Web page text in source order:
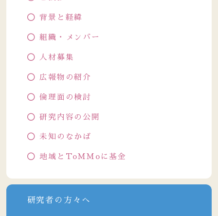
研究者の方々へ
背景と経緯
組織・メンバー
人材募集
広報物の紹介
倫理面の検討
研究内容の公開
未知のなかば
地域とToMMoに基金